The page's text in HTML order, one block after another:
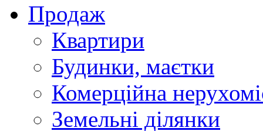
Продаж
Квартири
Будинки, маєтки
Комерційна
Земельні ділянки